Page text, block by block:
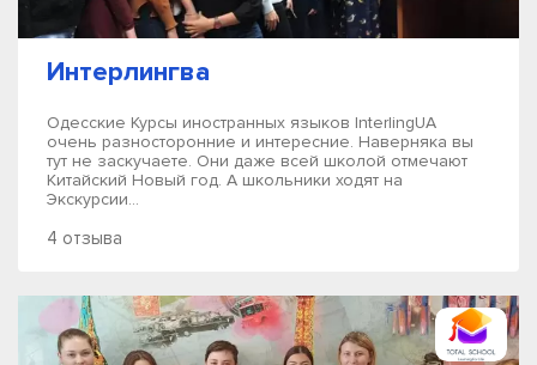
Интерлингва
Одесские Курсы иностранных языков InterlingUA
очень разносторонние и интересние. Наверняка вы
тут не заскучаете. Они даже всей школой отмечают
Китайский Новый год. А школьники ходят на
Экскурсии...
4 отзыва